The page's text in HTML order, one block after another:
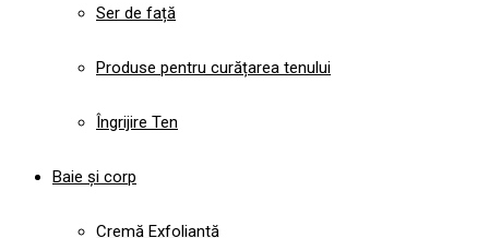
Ser de față
Produse pentru curățarea tenului
Îngrijire Ten
Baie și corp
Cremă Exfoliantă